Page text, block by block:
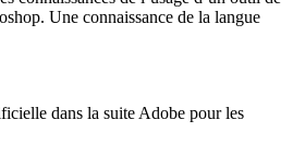
Une connaissance de la langue
dans la suite Adobe pour les